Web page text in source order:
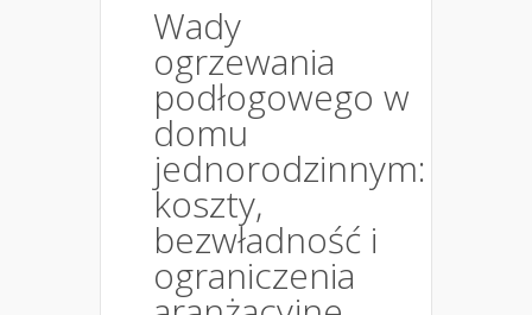
Wady
ogrzewania
podłogowego w
domu
jednorodzinnym:
koszty,
bezwładność i
ograniczenia